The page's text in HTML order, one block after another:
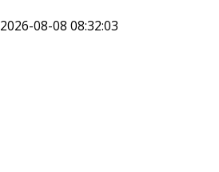
2026-08-08 08:32:03